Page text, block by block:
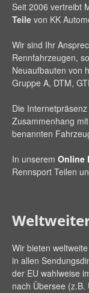
Seit 2006 vertreibt
Teile von KK
Wir sind Ihr
Rennfahrzeugen,
Neuaufbauten von
Gruppe A, DTM,
Die Internetpräsenz
Zusammenhang
benannten
In unserem Online
Rennsport Teilen
Wir bieten
in allen
der EU wahlweise
nach Übersee (z.B.